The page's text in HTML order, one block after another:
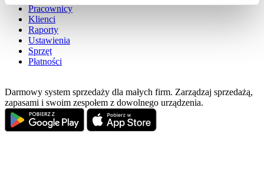
pressing the "OK" button.
Pracownicy
Klienci
Raporty
Ustawienia
Sprzęt
Płatności
Darmowy system sprzedaży dla małych firm. Zarządzaj sprzedażą,
zapasami i swoim zespołem z dowolnego urządzenia.